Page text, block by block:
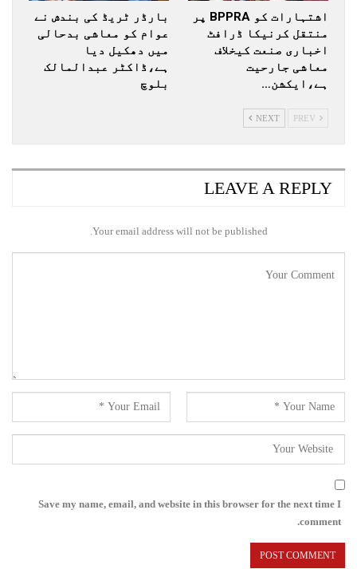
اشتہارات کو BPPRA پر
منتقل کرنیکا ڈرافٹ
اخباری صنعت کیخلاف
معاشی جارحیت
ہے،ایکشن…
بارڈر ٹریڈ کی بندش نے
عوام کو معاشی بدحالی
میں دھکیل دیا
ہے،ڈاکٹر عبدالمالک
بلوچ
NEXT
LEAVE A REPLY
Your email address will not be published.
Save my name, email, and website in this browser for the next time I
comment.